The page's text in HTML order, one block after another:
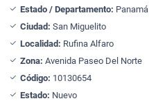
Estado / Departamento: Panamá
Ciudad: San Miguelito
Localidad: Rufina Alfaro
Zona: Avenida Paseo Del Norte
Código: 10130654
Estado: Nuevo